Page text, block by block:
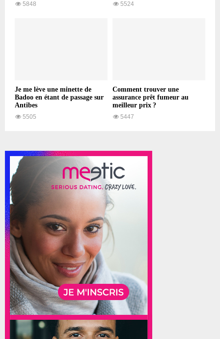
5848 5524
Je me lève une minette de
Badoo en étant de passage sur
Antibes
5505
Comment trouver une
assurance prêt fumeur au
meilleur prix ?
5447